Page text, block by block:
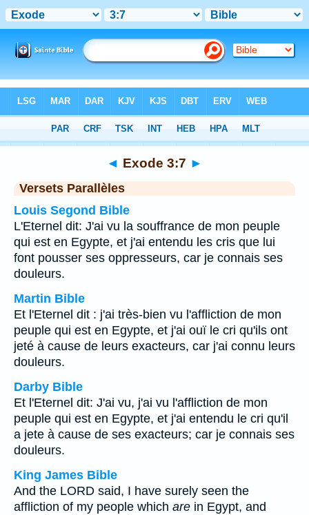
Chapitre 3> Verset 7
◄ Exode 3:7 ►
Versets Parallèles
Louis Segond Bible
L'Eternel dit: J'ai vu la souffrance de mon peuple
qui est en Egypte, et j'ai entendu les cris que lui
font pousser ses oppresseurs, car je connais ses
douleurs.
Martin Bible
Et l'Eternel dit : j'ai très-bien vu l'affliction de mon
peuple qui est en Egypte, et j'ai ouï le cri qu'ils ont
jeté à cause de leurs exacteurs, car j'ai connu leurs
douleurs.
Darby Bible
Et l'Eternel dit: J'ai vu, j'ai vu l'affliction de mon
peuple qui est en Egypte, et j'ai entendu le cri qu'il
a jete à cause de ses exacteurs; car je connais ses
douleurs.
King James Bible
And the LORD said, I have surely seen the
affliction of my people which are in Egypt, and